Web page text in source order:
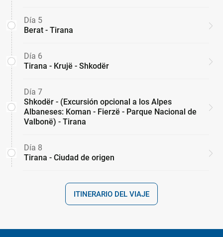
Día 5
Berat - Tirana
Día 6
Tirana - Krujë - Shkodër
Día 7
Shkodër - (Excursión opcional a los Alpes
Albaneses: Koman - Fierzë - Parque Nacional de
Valbonë) - Tirana
Día 8
Tirana - Ciudad de origen
ITINERARIO DEL VIAJE